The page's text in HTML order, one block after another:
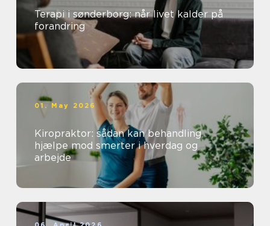
Terapi i sønderborg: når livet kalder på
forandring
01. May 2026
Kiropraktor: sådan kan behandling
hjælpe mod smerter i hverdag og
arbejde